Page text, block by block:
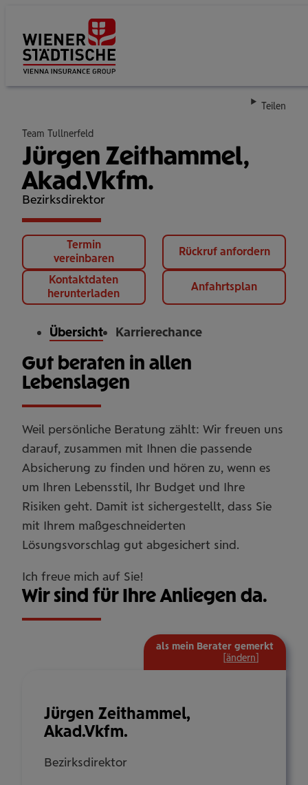
Teilen
Team Tullnerfeld
Jürgen Zeithammel,
Akad.Vkfm.
Bezirksdirektor
Termin
vereinbaren
Rückruf anfordern
Kontaktdaten
herunterladen
Anfahrtsplan
Übersicht Karrierechance
Gut beraten in allen
Lebenslagen
Weil persönliche Beratung zählt: Wir freuen uns
darauf, zusammen mit Ihnen die passende
Absicherung zu finden und hören zu, wenn es
um Ihren Lebensstil, Ihr Budget und Ihre
Risiken geht. Damit ist sichergestellt, dass Sie
mit Ihrem maßgeschneiderten
Lösungsvorschlag gut abgesichert sind.
Ich freue mich auf Sie!
Wir sind für Ihre Anliegen da.
Jürgen Zeithammel,
Akad.Vkfm.
Bezirksdirektor
als mein Berater gemerkt
[ändern